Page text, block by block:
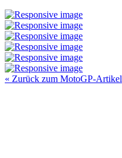
« Zurück zum MotoGP-Artikel